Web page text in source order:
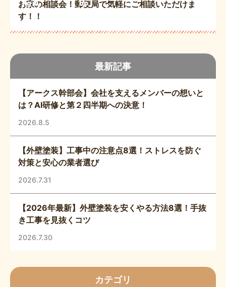
最新記事
【アークス幹部会】会社を支えるメンバーの想いと
は？AI研修と第２四半期への決意！
2026.8.5
【外壁塗装】工事中の注意点8選！ストレスを防ぐ
対策と安心の業者選び
2026.7.31
【2026年最新】外壁塗装を安くやる方法8選！手抜
き工事を見抜くコツ
2026.7.30
カテゴリ
ngin
hp
e
お家の相談会！郵便局で気軽にご相談いただけま
す！！